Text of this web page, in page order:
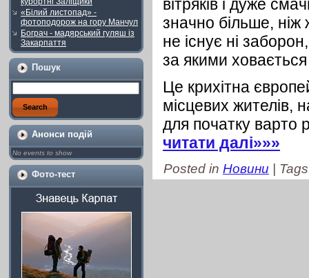
«Білий листопад» -
фотоподорож на гору Манчул
Бограч - мадярський гуляш із
Закарпаття
Пошук
Анонси подій
No events to show
Фото-тест
вітряків і дуже
значно більше, ніж
не існує ні
за якими
Це крихітна
місцевих жителів,
для початку варто
читати далі»»»
Posted in Новини |